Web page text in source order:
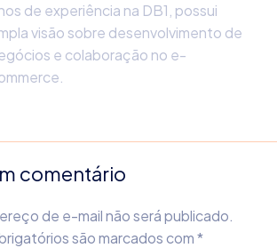
de experiência na DB1, possui
visão sobre desenvolvimento de
e colaboração no e-
comentário
de e-mail não será publicado.
são marcados com*